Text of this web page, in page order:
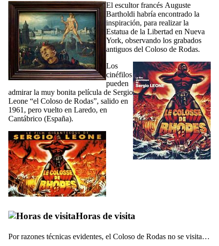
El escultor francés Auguste
Bartholdi habría encontrado la
inspiración, para realizar la
Estatua de la Libertad en Nueva
York, observando los grabados
antiguos del Coloso de Rodas.
Los
cinéfilos
pueden
admirar la muy bonita película de Sergio
Leone “el Coloso de Rodas”, salido en
1961, pero vuelto en Laredo, en
Cantábrico (España).
Horas de visita
Por razones técnicas evidentes, el Coloso de Rodas no se visita…